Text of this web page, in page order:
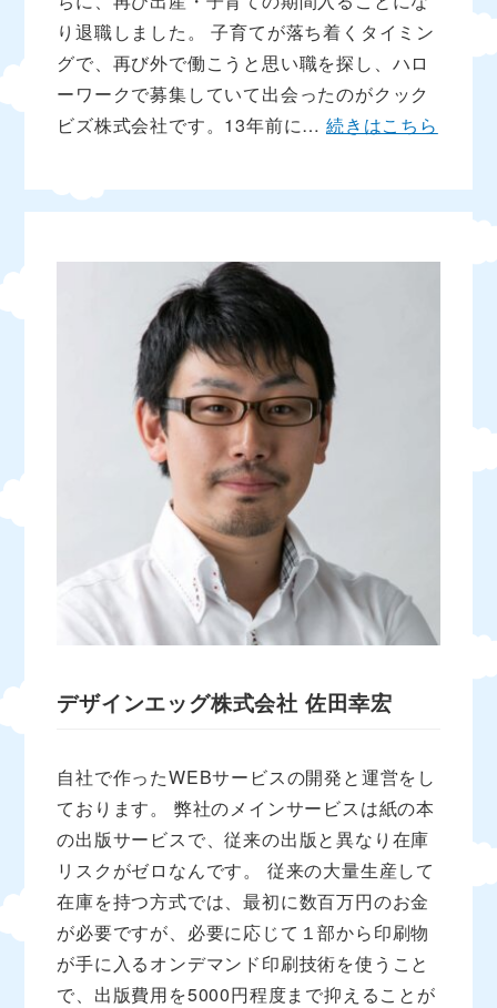
り退職しました。 子育てが落ち着くタイミン
グで、再び外で働こうと思い職を探し、ハロ
ーワークで募集していて出会ったのがクック
ビズ株式会社です。13年前に…続きはこちら
デザインエッグ株式会社 佐田幸宏
自社で作ったWEBサービスの開発と運営をし
ております。 弊社のメインサービスは紙の本
の出版サービスで、従来の出版と異なり在庫
リスクがゼロなんです。 従来の大量生産して
在庫を持つ方式では、最初に数百万円のお金
が必要ですが、必要に応じて１部から印刷物
が手に入るオンデマンド印刷技術を使うこと
で、出版費用を5000円程度まで抑えることが